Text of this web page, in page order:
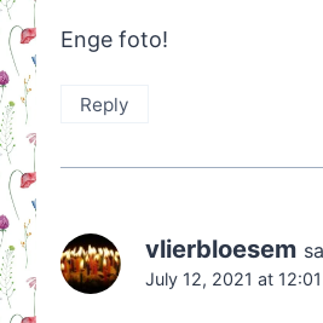
Enge foto!
Reply
vlierbloesem
July 12, 2021 at